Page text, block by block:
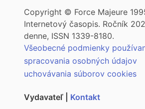
Copyright © Force Majeure
Internetový časopis. Ročník
denne, ISSN 1339-8180.
Všeobecné podmienky
spracovania osobných údajov
uchovávania súborov cookies
Vydavateľ | Kontakt